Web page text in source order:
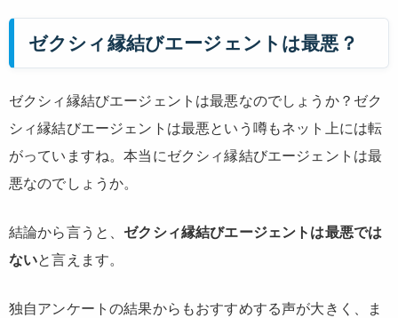
ゼクシィ縁結びエージェントは最悪？
ゼクシィ縁結びエージェントは最悪なのでしょうか？ゼク
シィ縁結びエージェントは最悪という噂もネット上には転
がっていますね。本当にゼクシィ縁結びエージェントは最
悪なのでしょうか。
結論から言うと、ゼクシィ縁結びエージェントは最悪では
ないと言えます。
独自アンケートの結果からもおすすめする声が大きく、ま